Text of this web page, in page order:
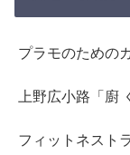
プラモのための
上野広小路「廚
フィットネスト